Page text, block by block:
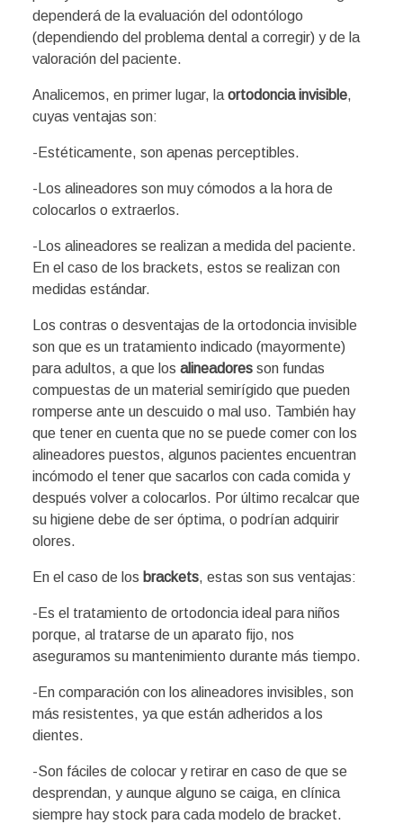
dependerá de la evaluación del odontólogo
(dependiendo del problema dental a corregir) y de la
valoración del paciente.
Analicemos, en primer lugar, la ortodoncia invisible,
cuyas ventajas son:
-Estéticamente, son apenas perceptibles.
-Los alineadores son muy cómodos a la hora de
colocarlos o extraerlos.
-Los alineadores se realizan a medida del paciente.
En el caso de los brackets, estos se realizan con
medidas estándar.
Los contras o desventajas de la ortodoncia invisible
son que es un tratamiento indicado (mayormente)
para adultos, a que los alineadores son fundas
compuestas de un material semirígido que pueden
romperse ante un descuido o mal uso. También hay
que tener en cuenta que no se puede comer con los
alineadores puestos, algunos pacientes encuentran
incómodo el tener que sacarlos con cada comida y
después volver a colocarlos. Por último recalcar que
su higiene debe de ser óptima, o podrían adquirir
olores.
En el caso de los brackets, estas son sus ventajas:
-Es el tratamiento de ortodoncia ideal para niños
porque, al tratarse de un aparato fijo, nos
aseguramos su mantenimiento durante más tiempo.
-En comparación con los alineadores invisibles, son
más resistentes, ya que están adheridos a los
dientes.
-Son fáciles de colocar y retirar en caso de que se
desprendan, y aunque alguno se caiga, en clínica
siempre hay stock para cada modelo de bracket.